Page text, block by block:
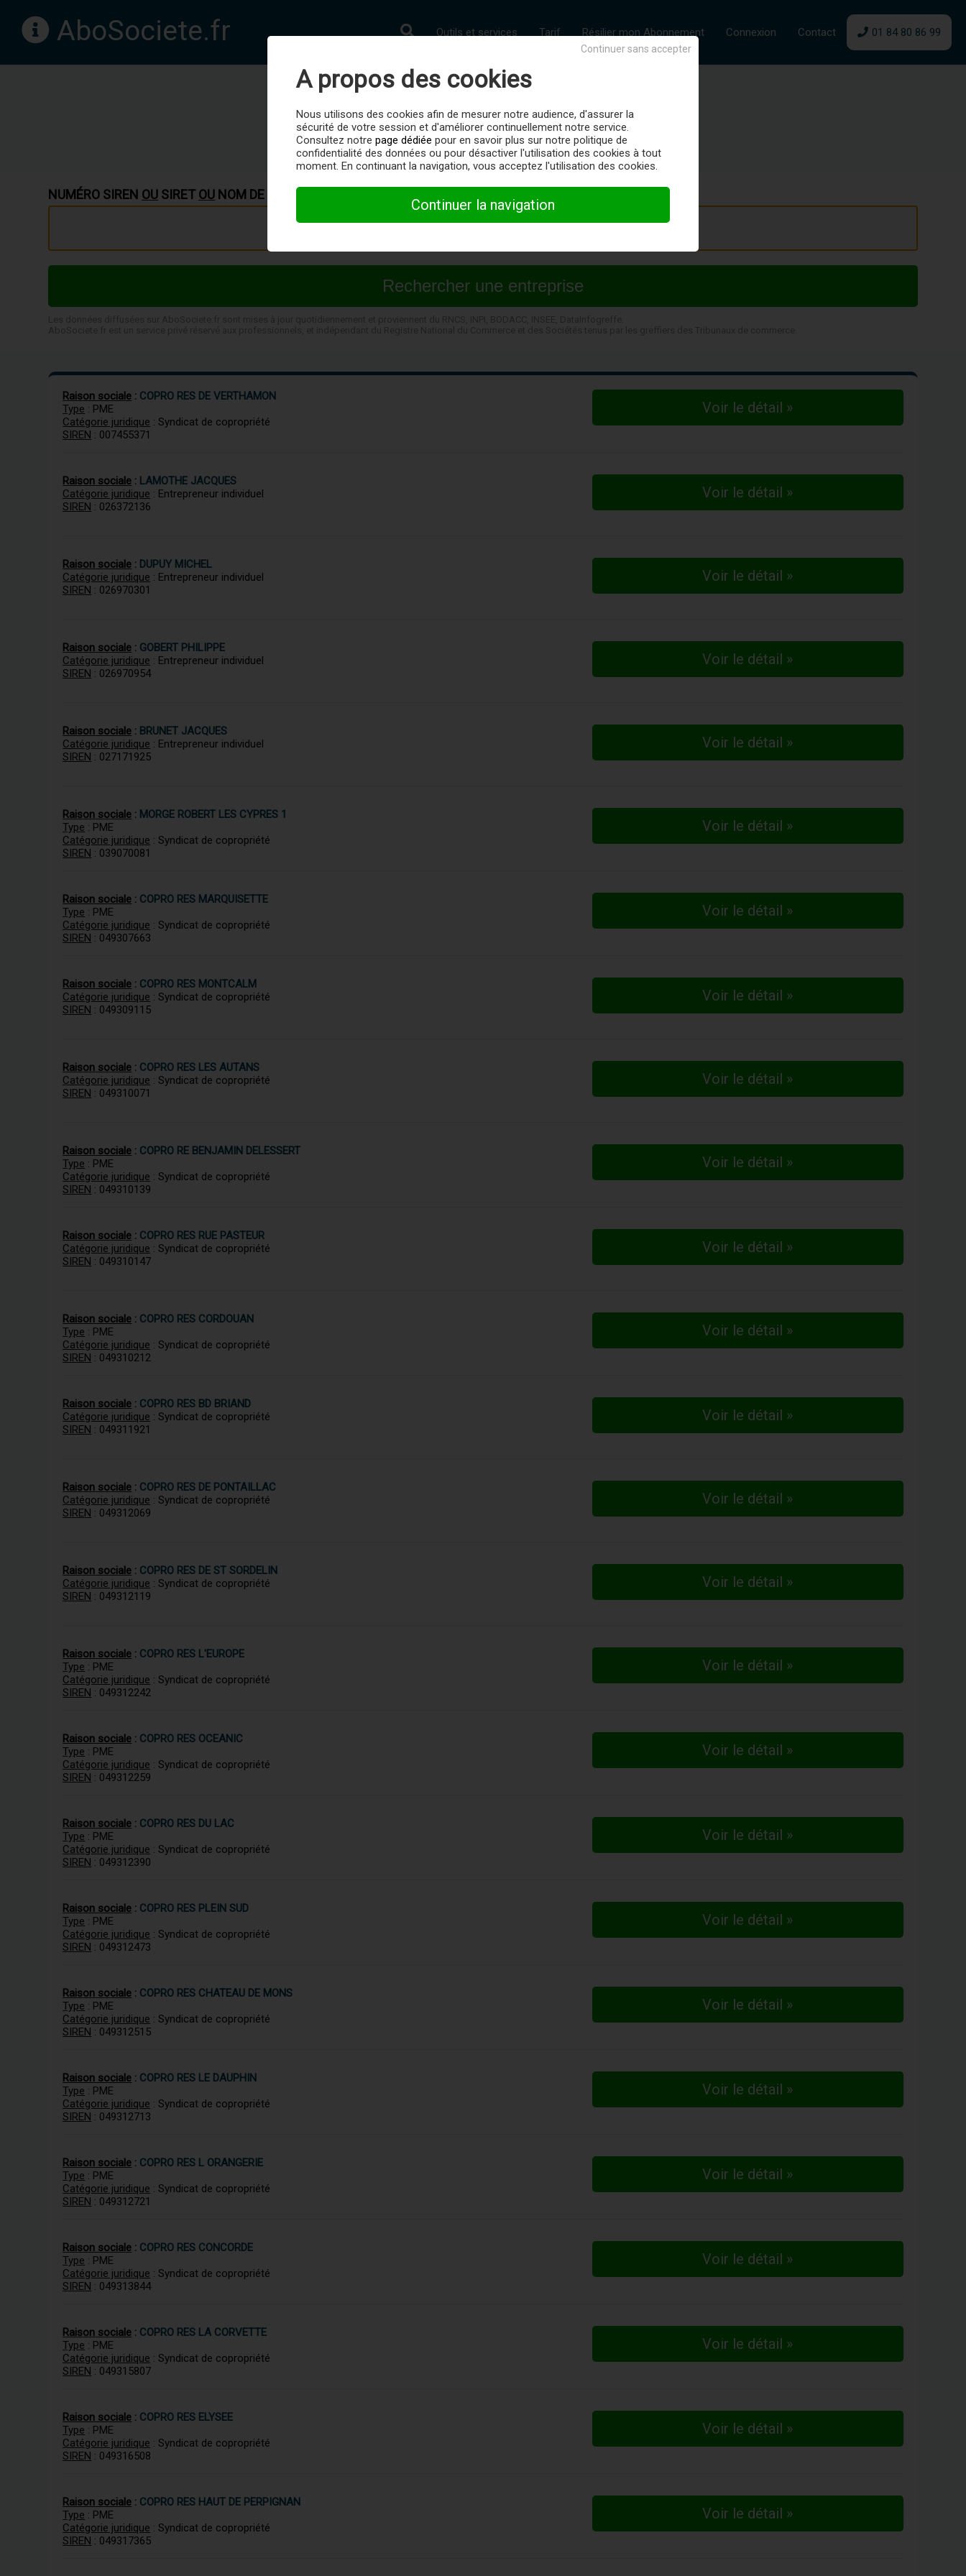
AboSociete.fr Outils et services Tarif Résilier mon Abonnement Connexion Contact 01 84 80 86 99
AboSociete - Entreprises immatriculées en France dont le siège se situe à : Royan
NUMÉRO SIREN OU SIRETOU NOM DE L'ENTREPRISE :
Raison sociale : COPRO RES DE VERTHAMON
Type : PME
Catégorie juridique : Syndicat de copropriété
SIREN : 007455371
Voir le détail »
Raison sociale : LAMOTHE JACQUES
Catégorie juridique : Entrepreneur individuel
SIREN : 026372136
Voir le détail »
Raison sociale : DUPUY MICHEL
Catégorie juridique : Entrepreneur individuel
SIREN : 026970301
Voir le détail »
Raison sociale : GOBERT PHILIPPE
Catégorie juridique : Entrepreneur individuel
SIREN : 026970954
Voir le détail »
Raison sociale : BRUNET JACQUES
Catégorie juridique : Entrepreneur individuel
SIREN : 027171925
Voir le détail »
Raison sociale : MORGE ROBERT LES CYPRES 1
Type : PME
Catégorie juridique : Syndicat de copropriété
SIREN : 039070081
Voir le détail »
Raison sociale : COPRO RES MARQUISETTE
Type : PME
Catégorie juridique : Syndicat de copropriété
SIREN : 049307663
Voir le détail »
Raison sociale : COPRO RES MONTCALM
Catégorie juridique : Syndicat de copropriété
SIREN : 049309115
Voir le détail »
Raison sociale : COPRO RES LES AUTANS
Catégorie juridique : Syndicat de copropriété
SIREN : 049310071
Voir le détail »
Raison sociale : COPRO RE BENJAMIN DELESSERT
Type : PME
Catégorie juridique : Syndicat de copropriété
SIREN : 049310139
Voir le détail »
Raison sociale : COPRO RES RUE PASTEUR
Catégorie juridique : Syndicat de copropriété
SIREN : 049310147
Voir le détail »
Raison sociale : COPRO RES CORDOUAN
Type : PME
Catégorie juridique : Syndicat de copropriété
SIREN : 049310212
Voir le détail »
Raison sociale : COPRO RES BD BRIAND
Catégorie juridique : Syndicat de copropriété
SIREN : 049311921
Voir le détail »
Raison sociale : COPRO RES DE PONTAILLAC
Catégorie juridique : Syndicat de copropriété
SIREN : 049312069
Voir le détail »
Raison sociale : COPRO RES DE ST SORDELIN
Catégorie juridique : Syndicat de copropriété
SIREN : 049312119
Voir le détail »
Raison sociale : COPRO RES L'EUROPE
Type : PME
Catégorie juridique : Syndicat de copropriété
SIREN : 049312242
Voir le détail »
Raison sociale : COPRO RES OCEANIC
Type : PME
Catégorie juridique : Syndicat de copropriété
SIREN : 049312259
Voir le détail »
Raison sociale : COPRO RES DU LAC
Type : PME
Catégorie juridique : Syndicat de copropriété
SIREN : 049312390
Voir le détail »
Raison sociale : COPRO RES PLEIN SUD
Type : PME
Catégorie juridique : Syndicat de copropriété
SIREN : 049312473
Voir le détail »
Raison sociale : COPRO RES CHATEAU DE MONS
Type : PME
Catégorie juridique : Syndicat de copropriété
SIREN : 049312515
Voir le détail »
Raison sociale : COPRO RES LE DAUPHIN
Type : PME
Catégorie juridique : Syndicat de copropriété
SIREN : 049312713
Voir le détail »
Raison sociale : COPRO RES L ORANGERIE
Type : PME
Catégorie juridique : Syndicat de copropriété
SIREN : 049312721
Voir le détail »
Raison sociale : COPRO RES CONCORDE
Type : PME
Catégorie juridique : Syndicat de copropriété
SIREN : 049313844
Voir le détail »
Raison sociale : COPRO RES LA CORVETTE
Type : PME
Catégorie juridique : Syndicat de copropriété
SIREN : 049315807
Voir le détail »
Raison sociale : COPRO RES ELYSEE
Type : PME
Catégorie juridique : Syndicat de copropriété
SIREN : 049316508
Voir le détail »
Raison sociale : COPRO RES HAUT DE PERPIGNAN
Type : PME
Catégorie juridique : Syndicat de copropriété
SIREN : 049317365
Voir le détail »
Continuer sans accepter
A propos des cookies
Nous utilisons des cookies afin de mesurer notre audience, d'assurer la
sécurité de votre session et d'améliorer continuellement notre service.
Consultez notre page dédiée pour en savoir plus sur notre politique de
confidentialité des données ou pour désactiver l'utilisation des cookies à tout
moment. En continuant la navigation, vous acceptez l'utilisation des cookies.
Continuer la navigation